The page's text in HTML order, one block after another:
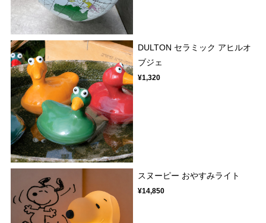
DULTON セラミック アヒルオ
ブジェ
¥1,320
スヌーピー おやすみライト
¥14,850